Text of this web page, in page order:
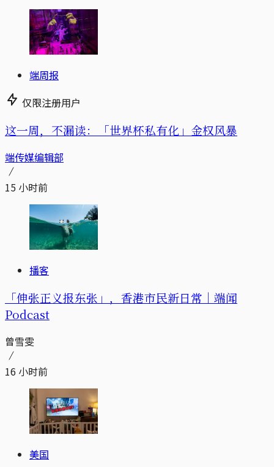
端周报
仅限注册用户
这一周，不漏读：「世界杯私有化」金权风暴
端传媒编辑部
15 小时前
播客
「伸张正义报东张」，香港市民新日常｜端闻
Podcast
曾雪雯
16 小时前
美国